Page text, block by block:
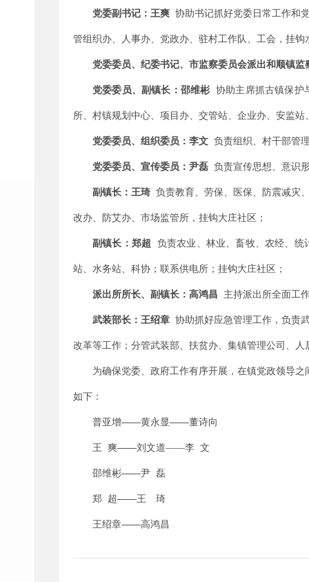
党委副书记： 王爽 协助书记抓好党委日常工作和
管组织办、人事办、党政办、驻村工作队、工会，挂钩
党委委员、 纪委书记、市监察委员会派出和顺镇监
党委委员、副镇长：邵维彬 协助主席抓古镇保护
所、 村镇规划中心、项目办、 交管站、企业办、 安监站
党委委员、组织委员：李文 负责组织、村干部管
党委委员、宣传委员：尹磊 负责宣传思想、意识
副镇长：王琦 负责教育、劳保、医保、防震减灾
改办、防艾办、市场监管所 ， 挂钩大庄社区；
副镇长：郑超 负责农业、林业、畜牧、农经、统
站、 水务站、科协 ； 联系供电所 ； 挂钩大庄社区；
派出所所长、 副镇长：高鸿昌 主持派出所全面工
武装部长：王绍章 协助抓好应急管理工作 ， 负责
改革等工作 ； 分管武装部、 扶贫办、集镇管理公司、人
为确保党委、政府工作有序开展，在镇党政领导之
如下：
普亚增——黄永显——董诗向
王 爽——刘文道——李 文
邵维彬——尹 磊
郑 超——王 琦
王绍章——高鸿昌